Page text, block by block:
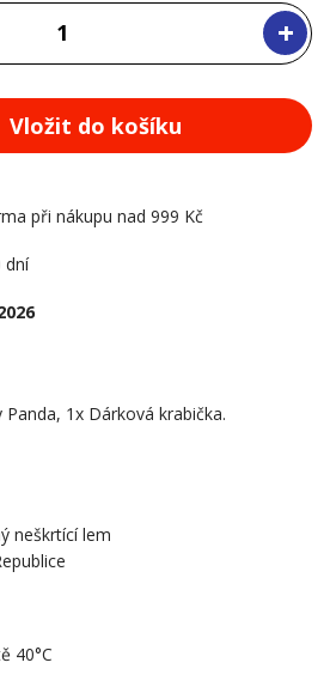
+
Vložit do košíku
při nákupu nad 999 Kč
dní
1x Dárková krabička.
neškrtící lem
40°C